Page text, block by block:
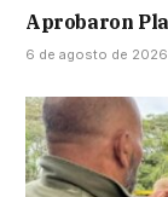
Aprobaron
6 de agosto de 2026